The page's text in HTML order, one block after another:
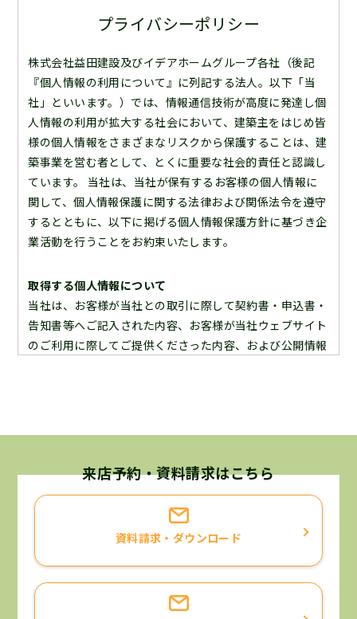
プライバシーポリシー
株式会社益田建設及びイデアホームグループ各社（後記
『個人情報の利用について』に列記する法人。以下「当
社」といいます。）では、情報通信技術が高度に発達し個
人情報の利用が拡大する社会において、建築主をはじめ皆
様の個人情報をさまざまなリスクから保護することは、建
築事業を営む者として、とくに重要な社会的責任と認識し
ています。 当社は、当社が保有するお客様の個人情報に
関して、個人情報保護に関する法律および関係法令を遵守
するとともに、以下に掲げる個人情報保護方針に基づき企
業活動を行うことをお約束いたします。
取得する個人情報について
当社は、お客様が当社との取引に際して契約書・申込書・
告知書等へご記入された内容、お客様が当社ウェブサイト
のご利用に際してご提供くださった内容、および公開情報
当社が保有するお客様の個人情報は、次に挙げる利用目的
お客様と当社との契約に基づく責務を果たすため。
お客様へ当社の商品・サービスについての情報をご提供す
るため。
お客様がご請求された資料・カタログ等をお届けするた
来店予約・資料請求はこちら
資料請求・ダウンロード